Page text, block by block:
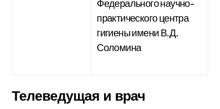
Федерального научно-
практического центра
гигиены имени В.Д.
Соломина
Телеведущая и врач